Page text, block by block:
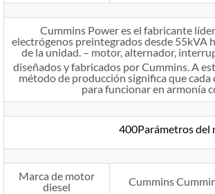
Cummins Power es el fabricante
electrógenos preintegrados desde 55kVA
de la unidad. – motor, alternador,
diseñados y fabricados por Cummins. A
método de producción significa que
para funcionar en armonía
400Parámetros del
Marca de motor
diesel
Cummins